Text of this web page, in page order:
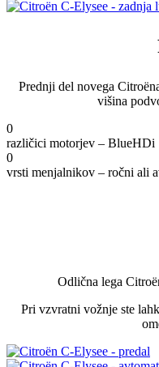
Prednji del novega
višina
0
različici motorjev – BlueHDi
0
vrsti menjalnikov – ročni ali
Odlična lega
Pri vzvratni vožnje ste